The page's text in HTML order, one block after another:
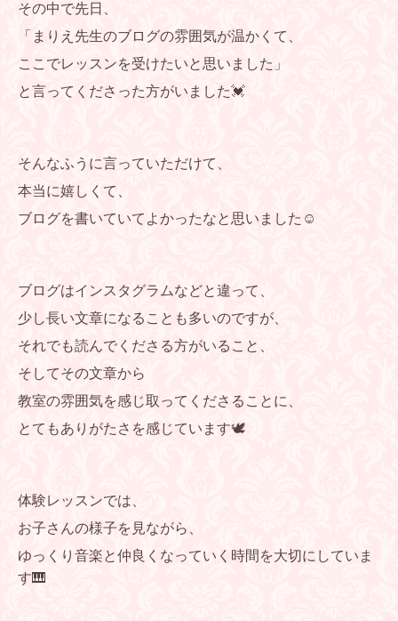
その中で先日、
「まりえ先生のブログの雰囲気が温かくて、
ここでレッスンを受けたいと思いました」
と言ってくださった方がいました💓
そんなふうに言っていただけて、
本当に嬉しくて、
ブログを書いていてよかったなと思いました☺️
ブログはインスタグラムなどと違って、
少し長い文章になることも多いのですが、
それでも読んでくださる方がいること、
そしてその文章から
教室の雰囲気を感じ取ってくださることに、
とてもありがたさを感じています🕊️
体験レッスンでは、
お子さんの様子を見ながら、
ゆっくり音楽と仲良くなっていく時間を大切にしていま
す🎹